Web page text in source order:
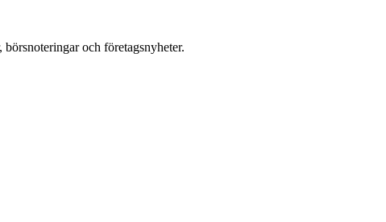
och företagsnyheter.